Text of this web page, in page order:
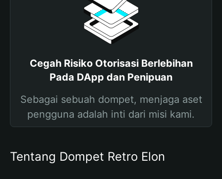
Cegah Risiko Otorisasi Berlebihan
Pada DApp dan Penipuan
Sebagai sebuah dompet, menjaga aset
pengguna adalah inti dari misi kami.
Tentang Dompet Retro Elon